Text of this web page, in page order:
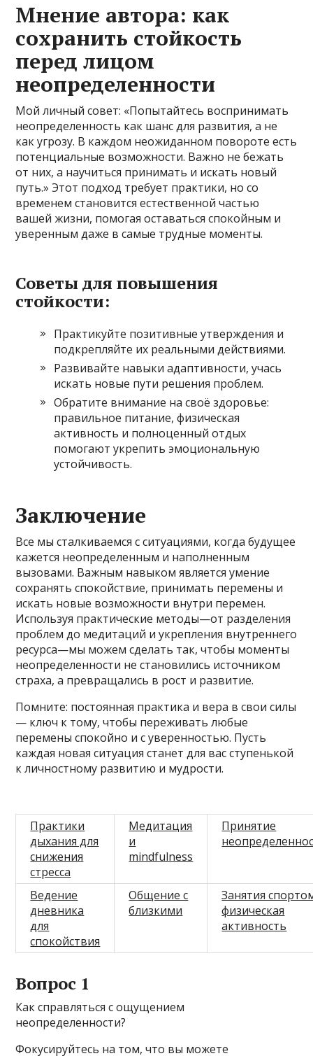
Мнение автора: как
сохранить стойкость
перед лицом
неопределенности
Мой личный совет: «Попытайтесь воспринимать
неопределенность как шанс для развития, а не
как угрозу. В каждом неожиданном повороте есть
потенциальные возможности. Важно не бежать
от них, а научиться принимать и искать новый
путь.» Этот подход требует практики, но со
временем становится естественной частью
вашей жизни, помогая оставаться спокойным и
уверенным даже в самые трудные моменты.
Советы для повышения
стойкости:
Практикуйте позитивные утверждения и
подкрепляйте их реальными действиями.
Развивайте навыки адаптивности, учась
искать новые пути решения проблем.
Обратите внимание на своё здоровье:
правильное питание, физическая
активность и полноценный отдых
помогают укрепить эмоциональную
устойчивость.
Заключение
Все мы сталкиваемся с ситуациями, когда будущее
кажется неопределенным и наполненным
вызовами. Важным навыком является умение
сохранять спокойствие, принимать перемены и
искать новые возможности внутри перемен.
Используя практические методы—от разделения
проблем до медитаций и укрепления внутреннего
ресурса—мы можем сделать так, чтобы моменты
неопределенности не становились источником
страха, а превращались в рост и развитие.
Помните: постоянная практика и вера в свои силы
— ключ к тому, чтобы переживать любые
перемены спокойно и с уверенностью. Пусть
каждая новая ситуация станет для вас ступенькой
к личностному развитию и мудрости.
Практики
дыхания для
снижения
стресса
Медитация
и
mindfulness
Принятие
Ведение
дневника
для
спокойствия
Общение с
близкими
Занятия
физическая
активность
Вопрос 1
Как справляться с ощущением
неопределенности?
Фокусируйтесь на том, что вы можете